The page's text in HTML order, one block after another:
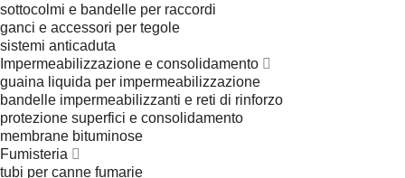
sottocolmi e bandelle per raccordi
ganci e accessori per tegole
sistemi anticaduta
Impermeabilizzazione e consolidamento
guaina liquida per impermeabilizzazione
bandelle impermeabilizzanti e reti di rinforzo
protezione superfici e consolidamento
membrane bituminose
Fumisteria
tubi per canne fumarie